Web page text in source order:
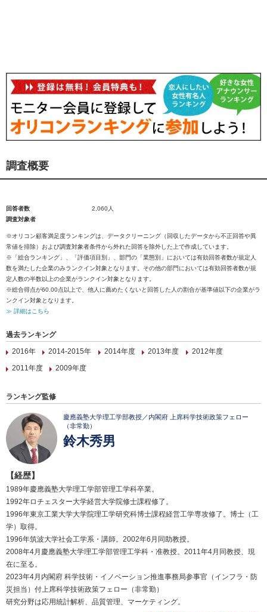
調査概要
回答者数
2,060人
調査対象者
※オリコン顧客満足度ランキングは、データクリーニング（回収したデータから不正回答や異
常値を排除）および調査対象者条件から外れた回答を除外した上で作成しています。
※「総合ランキング」、「評価項目別」、部門の「業態別」においては有効回答者数が規定人
数を満たした企業のみランクイン対象となります。その他の部門においては有効回答者数が規
定人数の半数以上の企業がランクイン対象となります。
※総合得点が60.00点以上で、他人に薦めたくないと回答した人の割合が基準値以下の企業がラ
ンクイン対象となります。
≫ 詳細はこちら
過去ランキング
2016年
2014-2015年 2014年度 2013年度
2012年度
2011年度
2009年度
ランキング監修
慶應義塾大学理工学部教授／内閣府 上席科学技術政策フェロー
（非常勤）
鈴木秀男
【経歴】
1989年慶應義塾大学理工学部管理工学科卒業。
1992年ロチェスター大学経営大学院修士課程修了。
1996年東京工業大学大学院理工学研究科博士課程経営工学専攻修了。博士（工
学）取得。
1996年筑波大学社会工学系・講師。2002年6月同助教授。
2008年4月慶應義塾大学理工学部管理工学科・准教授。2011年4月同教授、現
在に至る。
2023年4月内閣府 科学技術・イノベーション推進事務局参事官（インフラ・防
災担当）付上席科学技術政策フェロー（非常勤）
研究分野は応用統計解析、品質管理、マーケティング。